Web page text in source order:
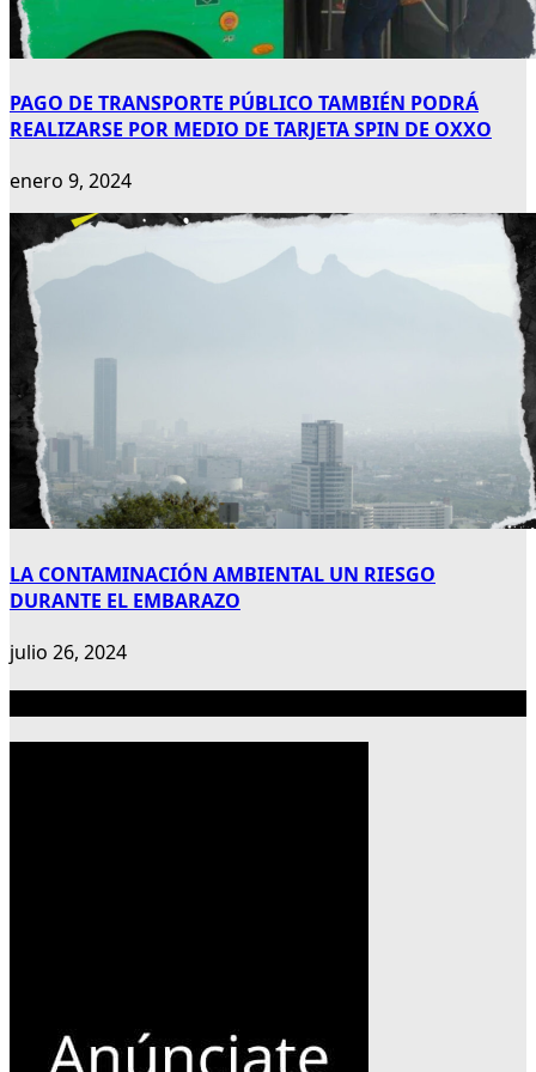
PAGO DE TRANSPORTE PÚBLICO TAMBIÉN PODRÁ
REALIZARSE POR MEDIO DE TARJETA SPIN DE OXXO
enero 9, 2024
LA CONTAMINACIÓN AMBIENTAL UN RIESGO
DURANTE EL EMBARAZO
julio 26, 2024